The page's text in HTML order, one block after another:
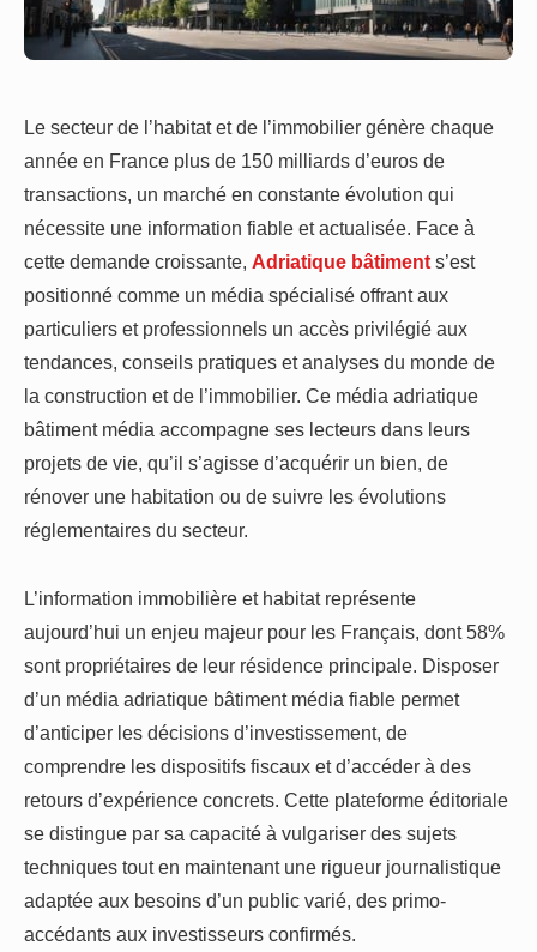
Le secteur de l’habitat et de l’immobilier génère chaque
année en France plus de 150 milliards d’euros de
transactions, un marché en constante évolution qui
nécessite une information fiable et actualisée. Face à
cette demande croissante, Adriatique bâtiment s’est
positionné comme un média spécialisé offrant aux
particuliers et professionnels un accès privilégié aux
tendances, conseils pratiques et analyses du monde de
la construction et de l’immobilier. Ce média adriatique
bâtiment média accompagne ses lecteurs dans leurs
projets de vie, qu’il s’agisse d’acquérir un bien, de
rénover une habitation ou de suivre les évolutions
réglementaires du secteur.
L’information immobilière et habitat représente
aujourd’hui un enjeu majeur pour les Français, dont 58%
sont propriétaires de leur résidence principale. Disposer
d’un média adriatique bâtiment média fiable permet
d’anticiper les décisions d’investissement, de
comprendre les dispositifs fiscaux et d’accéder à des
retours d’expérience concrets. Cette plateforme éditoriale
se distingue par sa capacité à vulgariser des sujets
techniques tout en maintenant une rigueur journalistique
adaptée aux besoins d’un public varié, des primo-
accédants aux investisseurs confirmés.